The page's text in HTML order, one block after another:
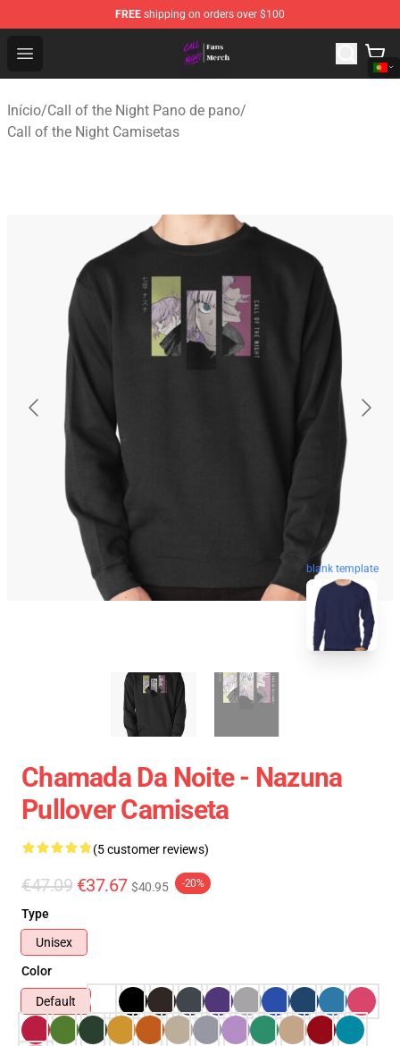
FREE shipping on orders over $100
Open menu
Call of the Night Store - Official Call of the Night
Início/Call of the Night Pano de pano/
Call of the Night Camisetas
blank template
Chamada Da Noite - Nazuna
Pullover Camiseta
(5 customer reviews)
€47.09 €37.67 $40.95 -20%
Type
Unisex
Color
Default